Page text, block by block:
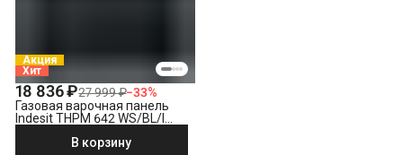
Акция
Хит
18 836 ₽27 999 ₽−33%
Газовая варочная панель
Indesit THPM 642 WS/BL/I
В корзину